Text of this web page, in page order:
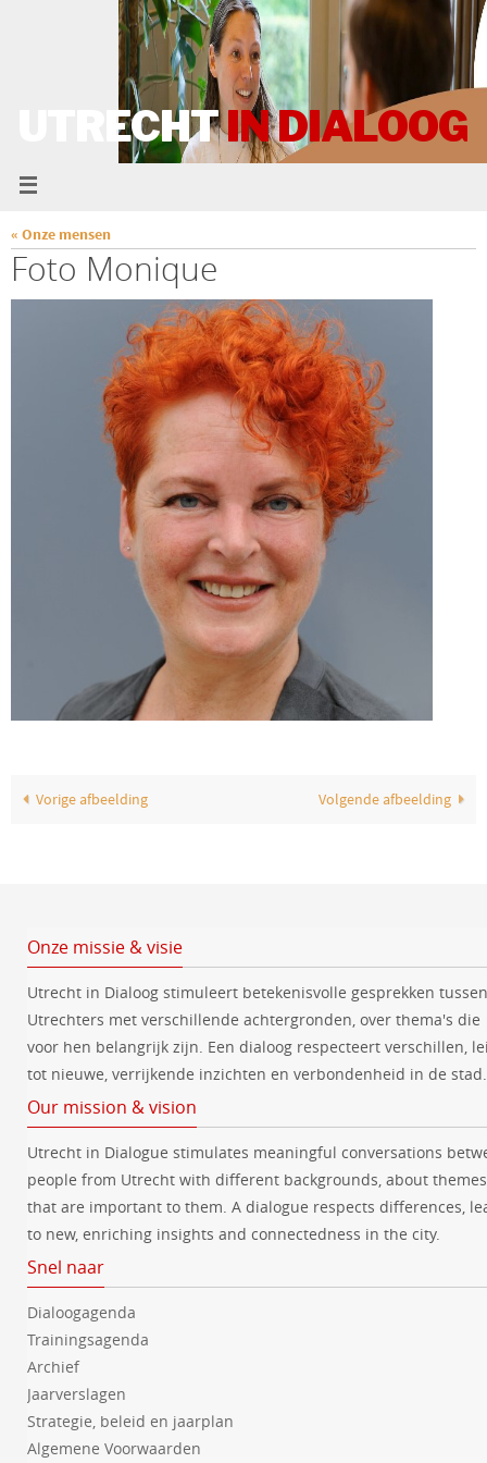
UTRECHTIN DIALOOG
« Onze mensen
Foto Monique
Vorige afbeelding Volgende afbeelding
Onze missie & visie
Utrecht in Dialoog stimuleert betekenisvolle gesprekken tussen
Utrechters met verschillende achtergronden, over thema's die
voor hen belangrijk zijn. Een dialoog respecteert verschillen,
tot nieuwe, verrijkende inzichten en verbondenheid in de stad.
Our mission & vision
Utrecht in Dialogue stimulates meaningful conversations
people from Utrecht with different backgrounds, about themes
that are important to them. A dialogue respects differences,
to new, enriching insights and connectedness in the city.
Snel naar
Dialoogagenda
Trainingsagenda
Archief
Jaarverslagen
Strategie, beleid en jaarplan
Algemene Voorwaarden